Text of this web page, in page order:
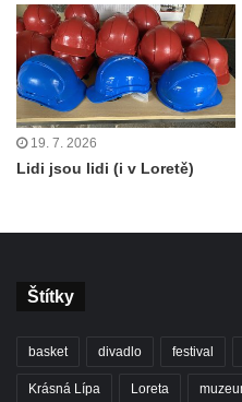
19. 7. 2026
Lidi jsou lidi (i v Loretě)
Štítky
basket divadlo festival
Krásná Lípa Loreta